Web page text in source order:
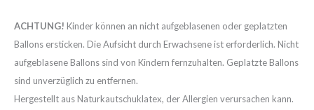
ACHTUNG! Kinder können an nicht aufgeblasenen oder geplatzten
Ballons ersticken. Die Aufsicht durch Erwachsene ist erforderlich. Nicht
aufgeblasene Ballons sind von Kindern fernzuhalten. Geplatzte Ballons
sind unverzüglich zu entfernen.
Hergestellt aus Naturkautschuklatex, der Allergien verursachen kann.